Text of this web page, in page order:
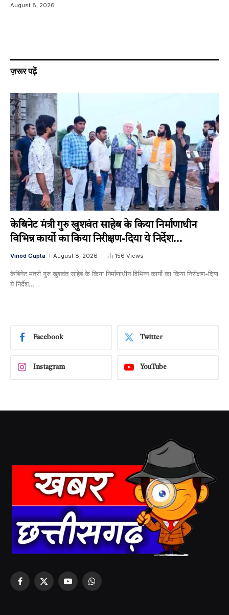
August 8, 2026
ज़रूर पढ़ें
केबिनेट मंत्री गुरु खुशवंत साहेब के किया निर्माणाधीन
विभिन्न कार्यो का किया निरीक्षण-दिया ये निर्देश…
Vinod Gupta August 8, 2026 156 Views
केबिनेट मंत्री गुरु खुशवंत साहेब के किया निर्माणाधीन विभिन्न कार्यो का किया निरीक्षण-दिया
ये निर्देश……
Facebook Twitter
Instagram YouTube
Facebook
X
YouTubeWhatsApp